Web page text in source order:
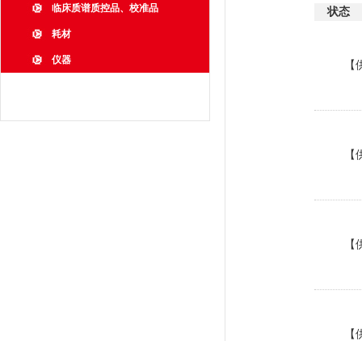
临床质谱质控品、校准品
耗材
仪器
状态
【
【
【
【